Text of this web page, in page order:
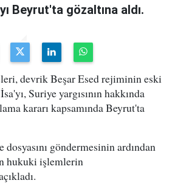
Beyrut'ta gözaltına aldı.
devrik Beşar Esed rejiminin eski
Suriye yargısının hakkında
kararı kapsamında Beyrut'ta
göndermesinin ardından
hukuki işlemlerin